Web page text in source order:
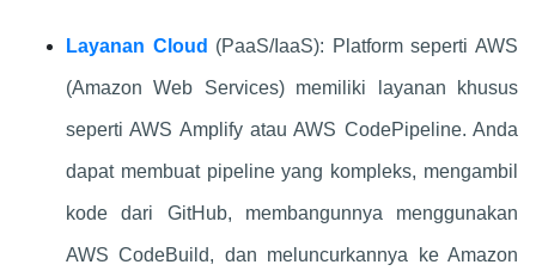
Layanan Cloud (PaaS/IaaS): Platform seperti AWS
(Amazon Web Services) memiliki layanan khusus
seperti AWS Amplify atau AWS CodePipeline. Anda
dapat membuat pipeline yang kompleks, mengambil
kode dari GitHub, membangunnya menggunakan
AWS CodeBuild, dan meluncurkannya ke Amazon